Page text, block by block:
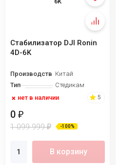
Стабилизатор DJI Ronin
4D-6K
ПроизводствоКитай
Тип
Стедикам
нет в наличии
5
0 ₽
1 099 999₽ -100%
В корзину